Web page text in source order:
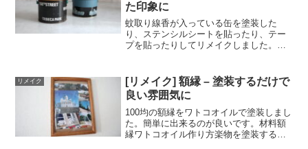
た印象に
蚊取り線香が入っている缶を塗装した
り、ステンシルシートを貼ったり、テー
プを貼ったりしてリメイクしました。材
ンシルシールなど作り方蚊取り線香缶の
表面を脱脂（油分を取り除く...
リメイク
[リメイク] 額縁 – 塗装するだけで
良い雰囲気に
100均の額縁をワトコオイルで塗装しまし
た。簡単に出来るのが良いです。材料額
縁ワトコオイル作り方楽物を塗装する。